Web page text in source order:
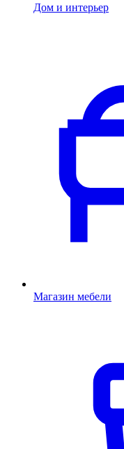
Дом и интерьер
Магазин мебели